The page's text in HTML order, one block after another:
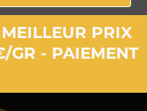
PRIX
GR - PAIEMENT